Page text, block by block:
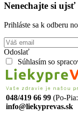
Nenechajte si
Prihláste sa k odberu
Odoslať
Súhlasím so
048/419 66 99 (Po-
info@liekyprevas.sk